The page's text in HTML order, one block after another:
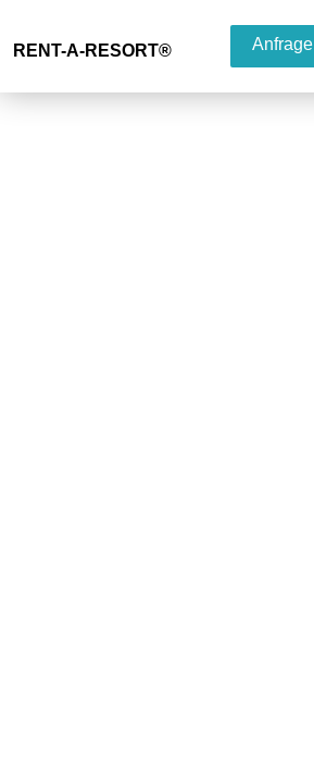
RENT-A-RESORT® Anfrage